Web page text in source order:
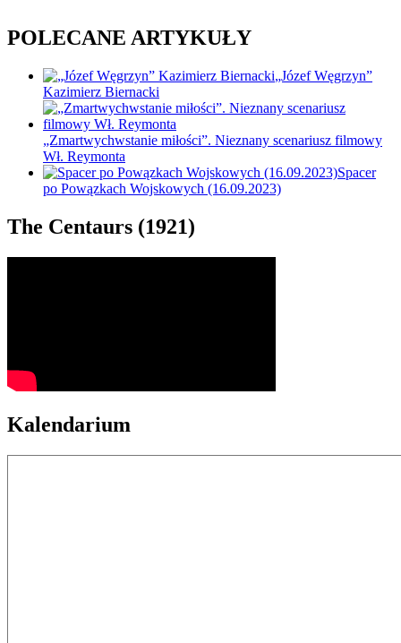
POLECANE ARTYKUŁY
„Józef Węgrzyn”
Kazimierz Biernacki
„Zmartwychwstanie miłości”. Nieznany scenariusz filmowy
Wł. Reymonta
Spacer
po Powązkach Wojskowych (16.09.2023)
The Centaurs (1921)
Kalendarium